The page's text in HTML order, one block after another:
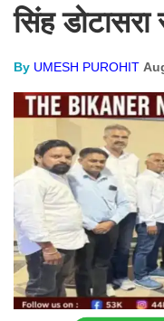
सिंह
By UMESH PUROHIT